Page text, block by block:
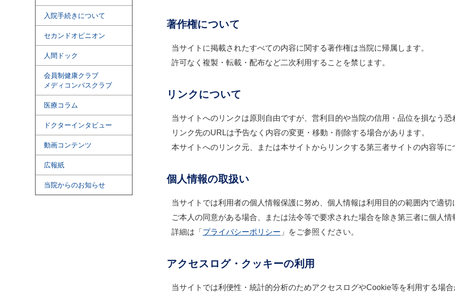
入院手続きについて
セカンドオピニオン
人間ドック
会員制健康クラブ
メディコンパスクラブ
医療コラム
ドクターインタビュー
動画コンテンツ
広報紙
当院からのお知らせ
著作権について
当サイトに掲載されたすべての内容に関する著作権は当院に帰属します。
許可なく複製・転載・配布など二次利用することを禁じます。
リンクについて
当サイトへのリンクは原則自由ですが、営利目的や当院の信用・品位を損なう恐
リンク先のURLは予告なく内容の変更・移動・削除する場合があります。
本サイトへのリンク元、または本サイトからリンクする第三者サイトの内容等に
個人情報の取扱い
当サイトでは利用者の個人情報保護に努め、個人情報は利用目的の範囲内で適切
ご本人の同意がある場合、または法令等で要求された場合を除き第三者に個人情
詳細は「 プライバシーポリシー 」をご参照ください。
アクセスログ・クッキーの利用
当サイトでは利便性・統計的分析のためアクセスログやCookie等を利用する場